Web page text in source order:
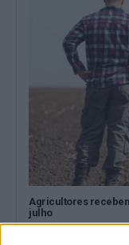
Agricultores
julho
O Governo vai